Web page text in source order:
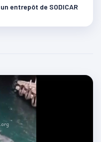
entrepôt de SODICAR